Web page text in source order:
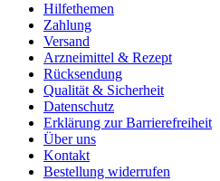
Hilfethemen
Zahlung
Versand
Arzneimittel & Rezept
Rücksendung
Qualität & Sicherheit
Datenschutz
Erklärung zur Barrierefreiheit
Über uns
Kontakt
Bestellung widerrufen